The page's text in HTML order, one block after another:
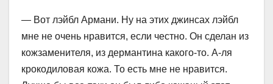
— Вот лэйбл Армани. Ну на этих джинсах лэйбл
мне не очень нравится, если честно. Он сделан из
кожзаменителя, из дермантина какого-то. А-ля
крокодиловая кожа. То есть мне не нравится.